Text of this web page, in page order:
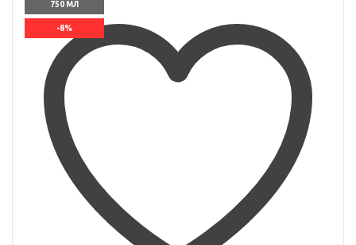
750 МЛ
-8%